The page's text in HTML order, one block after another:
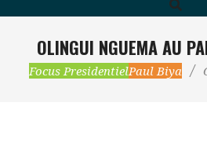
OLINGUI NGUEMA AU
Focus PresidentielPaul Biya